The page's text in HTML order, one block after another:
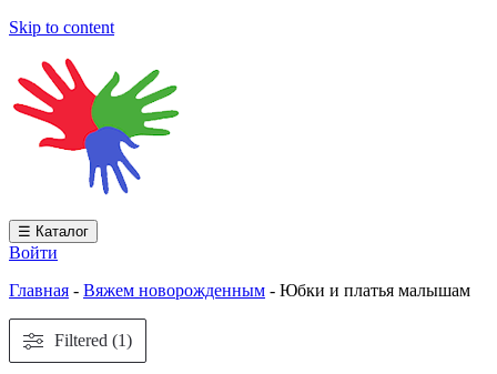
Skip to content
☰ Каталог
Войти
Главная - Вяжем новорожденным - Юбки и платья малышам
Filtered (1)